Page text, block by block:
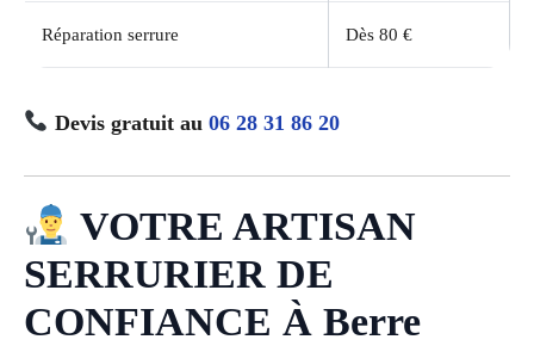
Réparation serrure Dès 80 €
Devis gratuit au 06 28 31 86 20
VOTRE ARTISAN
SERRURIER DE
CONFIANCE À Berre